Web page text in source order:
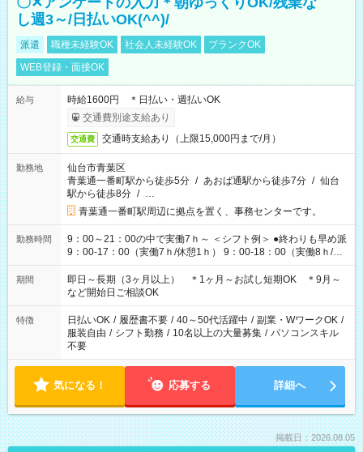
し週3～/日払いOK(^^)/
派遣 職種未経験OK 社会人未経験OK
ブランクOK
WEB登録・面接OK
給与
時給1600円 ＊日払い・週払いOK
交通費別途支給あり
交通費 交通時支給あり（上限15,000円まで/月）
勤務地
仙台市青葉区
青葉通一番町駅から徒歩5分 / あおば通駅から徒歩7分 / 仙台
駅から徒歩8分 / …
青葉通一番町駅周辺に拠点を置く、事務センターです。
勤務時間
9：00～21：00の中で実働7ｈ～ ＜シフト例＞ ●終わりも早め派
9：00-17：00（実働7ｈ/休憩1ｈ） 9：00-18：00（実働8ｈ/休
憩1ｈ） 10：00-19：00（実働8ｈ/休憩1ｈ） ●朝ゆっくり派
11：00-20：00（実働8ｈ/休憩1ｈ） 12：00-20：00（実働7ｈ/
休憩1ｈ） 12：00-21：00（実働8ｈ/休憩1ｈ） 13：00-22：
00（実働8ｈ/休憩1ｈ） ＊時間帯固定OK
期間
即日～長期（3ヶ月以上） ＊1ヶ月～お試し短期OK ＊9月～
など開始日ご相談OK
特徴 日払いOK / 履歴書不要 / 40～50代活躍中 / 副業・WワークOK /
服装自由 / シフト勤務 / 10名以上の大量募集 / パソコンスキル
不要
気になる！ 応募する 詳細へ
掲載日：2026.08.05